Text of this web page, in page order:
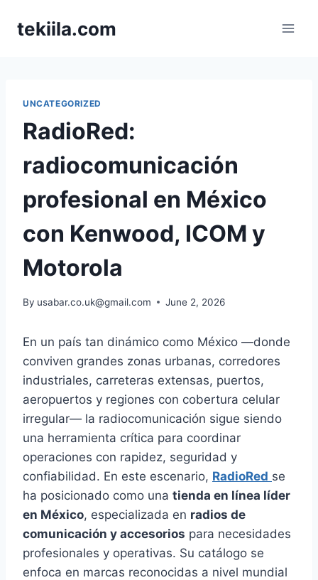
tekiila.com
UNCATEGORIZED
RadioRed:
radiocomunicación
profesional en México
con Kenwood, ICOM y
Motorola
By usabar.co.uk@gmail.com June 2, 2026
En un país tan dinámico como México —donde
conviven grandes zonas urbanas, corredores
industriales, carreteras extensas, puertos,
aeropuertos y regiones con cobertura celular
irregular— la radiocomunicación sigue siendo
una herramienta crítica para coordinar
operaciones con rapidez, seguridad y
confiabilidad. En este escenario, RadioRed se
ha posicionado como una tienda en línea líder
en México, especializada en radios de
comunicación y accesorios para necesidades
profesionales y operativas. Su catálogo se
enfoca en marcas reconocidas a nivel mundial